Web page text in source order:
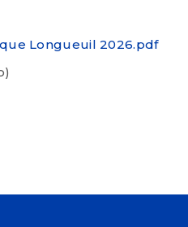
Longueuil 2026.pdf